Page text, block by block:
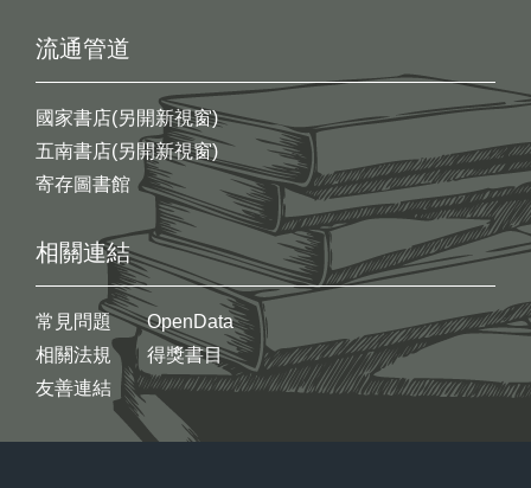
流通管道
國家書店(另開新視窗)
五南書店(另開新視窗)
寄存圖書館
相關連結
常見問題
相關法規
友善連結
OpenData
得獎書目